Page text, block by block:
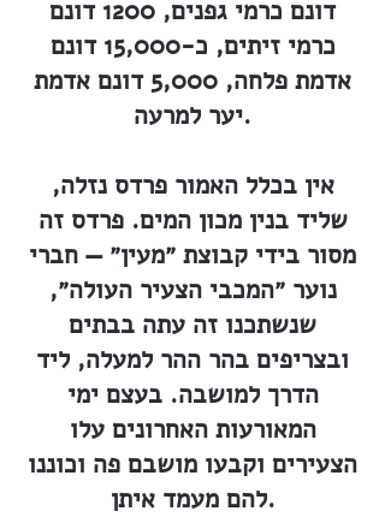
דונם כרמי גפנים, 1200 דונם
כרמי זיתים, כ-15,000 דונם
אדמת פלחה, 5,000 דונם אדמת
יער למרעה.
אין בכלל האמור פרדס נזלה,
שליד בנין מכון המים. פרדס זה
מסור בידי קבוצת ״מעין״ — חברי
נוער ״המכבי הצעיר העולה״,
שנשתכנו זה עתה בבתים
ובצריפים בהר ההר למעלה, ליד
הדרך למושבה. בעצם ימי
המאורעות האחרונים עלו
הצעירים וקבעו מושבם פה וכוננו
להם מעמד איתן.